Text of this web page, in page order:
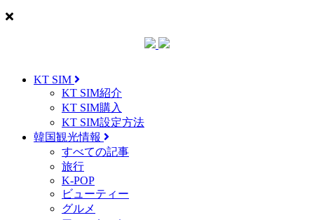
KT SIM
KT SIM紹介
KT SIM購入
KT SIM設定方法
韓国観光情報
すべての記事
旅行
K-POP
ビューティー
グルメ